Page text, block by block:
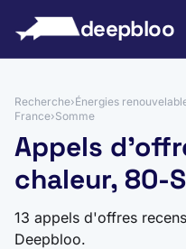
deepbloo
Recherche›Énergies
France›Somme
Appels
chaleur, 80-
13 appels d'offres
Deepbloo.